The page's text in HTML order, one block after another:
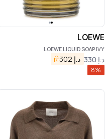
LOEWE
LOEWE LIQUID SOAP IVY
د.إ330 د.إ 302
8%